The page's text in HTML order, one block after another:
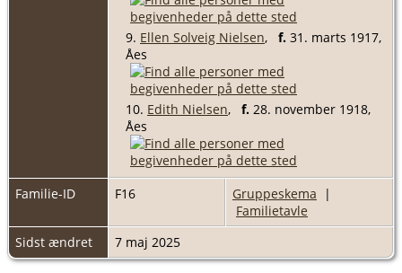
9. Ellen Solveig Nielsen, f. 31. marts 1917,
Åes
10. Edith Nielsen, f. 28. november 1918,
Åes
Familie-ID F16 Gruppeskema |
Familietavle
Sidst ændret
7 maj 2025